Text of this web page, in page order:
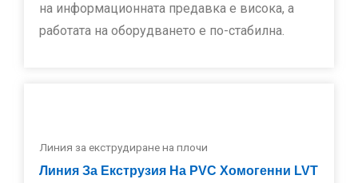
на информационната предавка е висока, а
работата на оборудването е по-стабилна.
Линия за екструдиране на плочи
Линия За Екструзия На PVC Хомогенни LVT